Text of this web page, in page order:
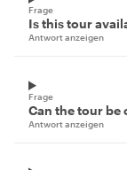
Frage
Is this tour
Antwort anzeigen
Frage
Can the tour be
Antwort anzeigen